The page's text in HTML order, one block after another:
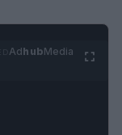
AdhubMedia